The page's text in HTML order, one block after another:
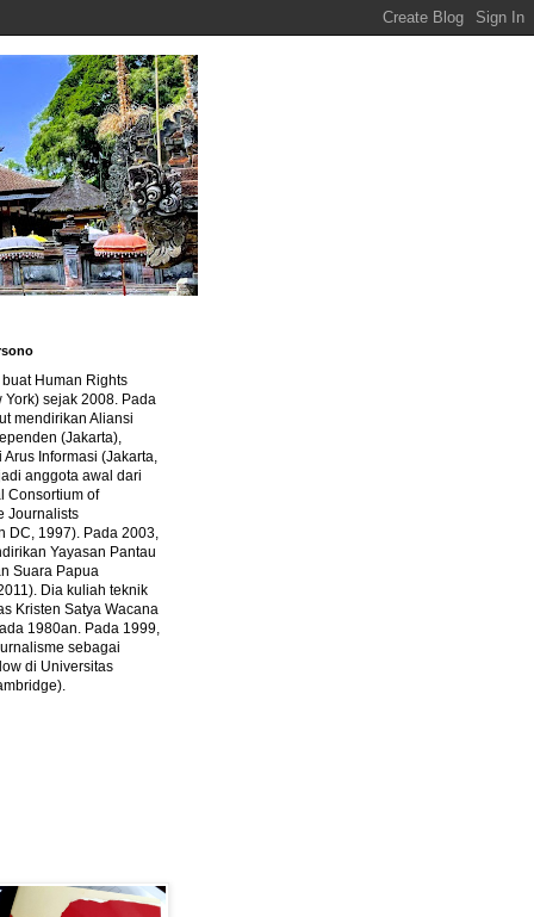
Human Rights
York) sejak 2008. Pada
mendirikan Aliansi
(Jakarta),
Arus Informasi (Jakarta,
anggota awal dari
Consortium of
Journalists
DC, 1997). Pada 2003,
Yayasan Pantau
Suara Papua
Dia kuliah teknik
Kristen Satya Wacana
1980an. Pada 1999,
sebagai
di Universitas